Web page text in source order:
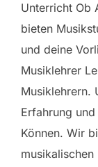
Unterricht Ob
bieten
und deine
Musiklehrer
Musiklehrern.
Erfahrung
Können. Wir